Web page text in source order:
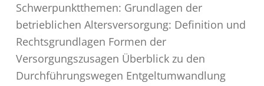
Schwerpunktthemen: Grundlagen der
betrieblichen Altersversorgung: Definition und
Rechtsgrundlagen Formen der
Versorgungszusagen Überblick zu den
Durchführungswegen Entgeltumwandlung